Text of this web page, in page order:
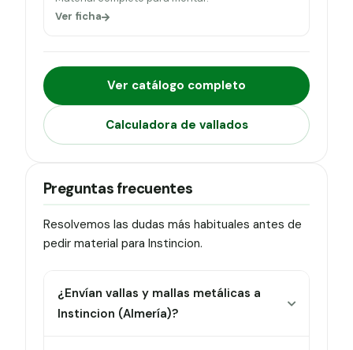
Ver ficha
Ver catálogo completo
Calculadora de vallados
Preguntas frecuentes
Resolvemos las dudas más habituales antes de
pedir material para Instincion.
¿Envían vallas y mallas metálicas a
Instincion (Almería)?